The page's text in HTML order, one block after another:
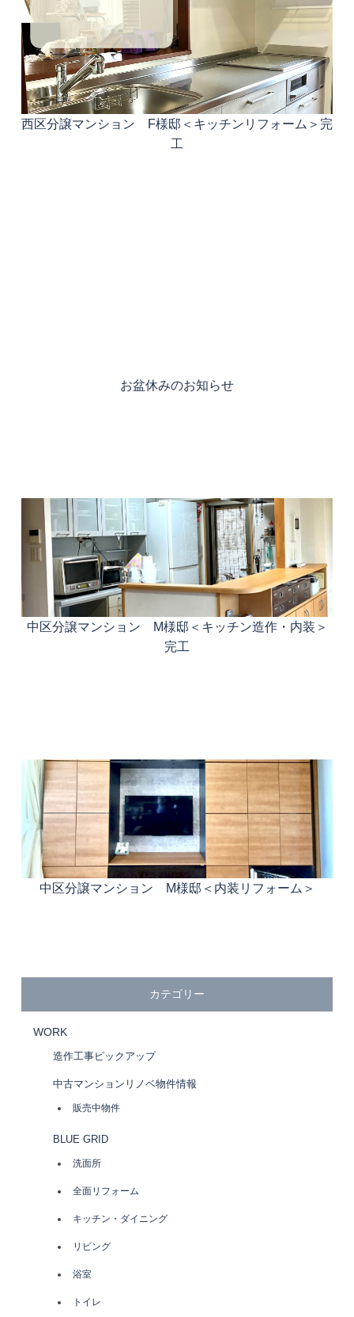
西区分譲マンション F様邸＜キッチンリフォーム＞完
工
お盆休みのお知らせ
中区分譲マンション M様邸＜キッチン造作・内装＞
完工
中区分譲マンション M様邸＜内装リフォーム＞
カテゴリー
WORK
造作工事ピックアップ
中古マンションリノベ物件情報
販売中物件
BLUE GRID
洗面所
全面リフォーム
キッチン・ダイニング
リビング
浴室
トイレ